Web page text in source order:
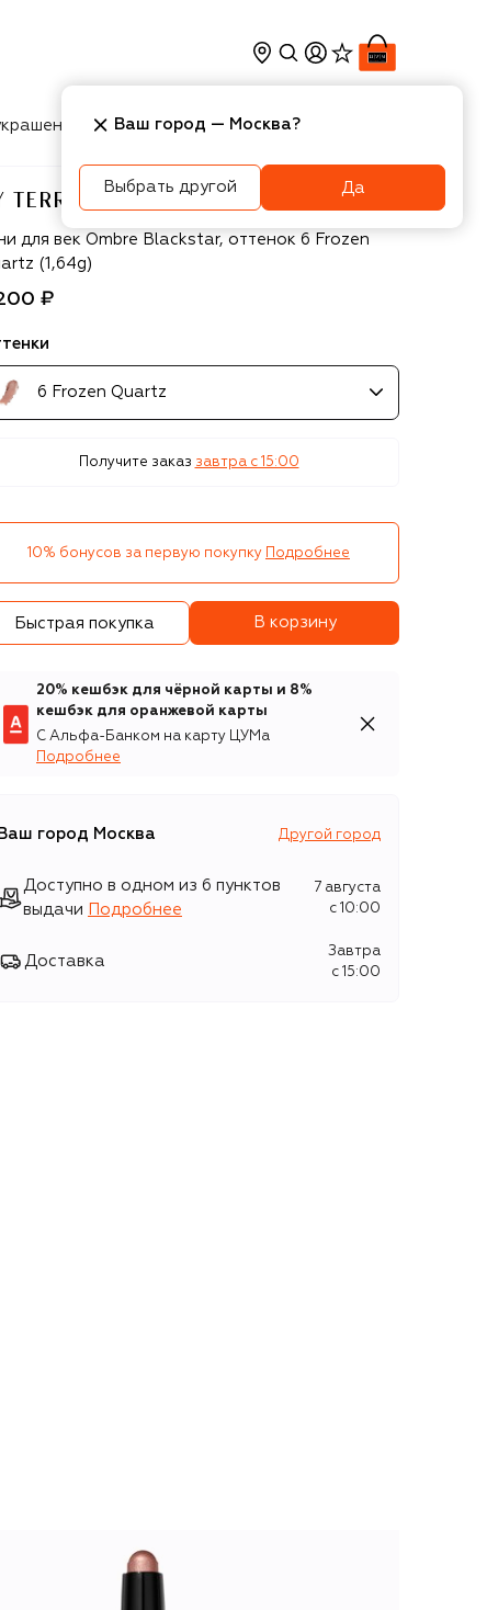
Косметика Интерьер
TERRY
для век Ombre Blackstar, оттенок 6 Frozen
(1,64g)
₽
6 Frozen Quartz
Получите заказ завтра c 15:00
10% бонусов за первую покупку Подробнее
Быстрая покупка В корзину
20% кешбэк для чёрной карты и 8%
кешбэк для оранжевой карты
С Альфа-Банком на карту ЦУМа
Подробнее
Ваш город Москва Другой город
Доступно в одном из 6 пунктов
выдачи
Подробнее
7 августа
c 10:00
Доставка
Завтра
c 15:00
Ваш город — Москва?
Выбрать другой Да